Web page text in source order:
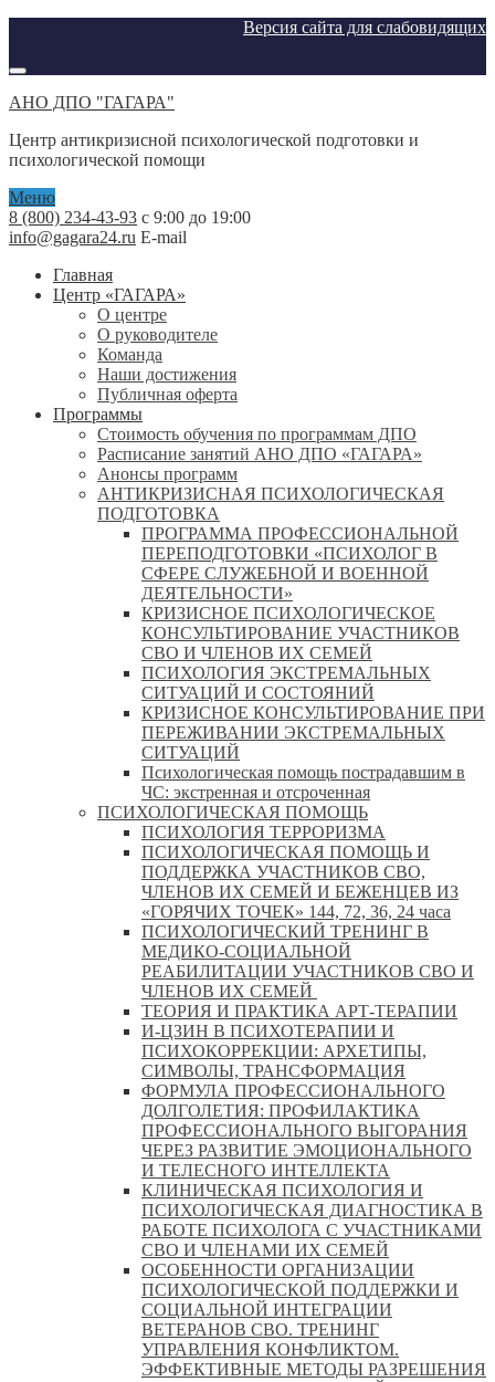
Версия сайта для слабовидящих
АНО ДПО "ГАГАРА"
Центр антикризисной психологической подготовки и
психологической помощи
Меню
8 (800) 234-43-93 с 9:00 до 19:00
info@gagara24.ru E-mail
Главная
Центр «ГАГАРА»
О центре
О руководителе
Команда
Наши достижения
Публичная оферта
Программы
Стоимость обучения по программам ДПО
Расписание занятий АНО ДПО «ГАГАРА»
Анонсы программ
АНТИКРИЗИСНАЯ ПСИХОЛОГИЧЕСКАЯ
ПОДГОТОВКА
ПРОГРАММА ПРОФЕССИОНАЛЬНОЙ
ПЕРЕПОДГОТОВКИ «ПСИХОЛОГ В
СФЕРЕ СЛУЖЕБНОЙ И ВОЕННОЙ
ДЕЯТЕЛЬНОСТИ»
КРИЗИСНОЕ ПСИХОЛОГИЧЕСКОЕ
КОНСУЛЬТИРОВАНИЕ УЧАСТНИКОВ
СВО И ЧЛЕНОВ ИХ СЕМЕЙ
ПСИХОЛОГИЯ ЭКСТРЕМАЛЬНЫХ
СИТУАЦИЙ И СОСТОЯНИЙ
КРИЗИСНОЕ КОНСУЛЬТИРОВАНИЕ ПРИ
ПЕРЕЖИВАНИИ ЭКСТРЕМАЛЬНЫХ
СИТУАЦИЙ
Психологическая помощь пострадавшим в
ЧС: экстренная и отсроченная
ПСИХОЛОГИЧЕСКАЯ ПОМОЩЬ
ПСИХОЛОГИЯ ТЕРРОРИЗМА
ПСИХОЛОГИЧЕСКАЯ ПОМОЩЬ И
ПОДДЕРЖКА УЧАСТНИКОВ СВО,
ЧЛЕНОВ ИХ СЕМЕЙ И БЕЖЕНЦЕВ ИЗ
«ГОРЯЧИХ ТОЧЕК» 144, 72, 36, 24 часа
ПСИХОЛОГИЧЕСКИЙ ТРЕНИНГ В
МЕДИКО-СОЦИАЛЬНОЙ
РЕАБИЛИТАЦИИ УЧАСТНИКОВ СВО И
ЧЛЕНОВ ИХ СЕМЕЙ
ТЕОРИЯ И ПРАКТИКА АРТ-ТЕРАПИИ
И-ЦЗИН В ПСИХОТЕРАПИИ И
ПСИХОКОРРЕКЦИИ: АРХЕТИПЫ,
СИМВОЛЫ, ТРАНСФОРМАЦИЯ
ФОРМУЛА ПРОФЕССИОНАЛЬНОГО
ДОЛГОЛЕТИЯ: ПРОФИЛАКТИКА
ПРОФЕССИОНАЛЬНОГО ВЫГОРАНИЯ
ЧЕРЕЗ РАЗВИТИЕ ЭМОЦИОНАЛЬНОГО
И ТЕЛЕСНОГО ИНТЕЛЛЕКТА
КЛИНИЧЕСКАЯ ПСИХОЛОГИЯ И
ПСИХОЛОГИЧЕСКАЯ ДИАГНОСТИКА В
РАБОТЕ ПСИХОЛОГА С УЧАСТНИКАМИ
СВО И ЧЛЕНАМИ ИХ СЕМЕЙ
ОСОБЕННОСТИ ОРГАНИЗАЦИИ
ПСИХОЛОГИЧЕСКОЙ ПОДДЕРЖКИ И
СОЦИАЛЬНОЙ ИНТЕГРАЦИИ
ВЕТЕРАНОВ СВО. ТРЕНИНГ
УПРАВЛЕНИЯ КОНФЛИКТОМ.
ЭФФЕКТИВНЫЕ МЕТОДЫ РАЗРЕШЕНИЯ